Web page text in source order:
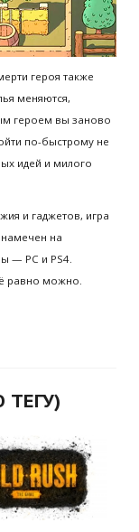
героя также
меняются,
героем вы заново
по-быстрому не
идей и милого
и гаджетов, игра
намечен на
— PC и PS4.
равно можно.